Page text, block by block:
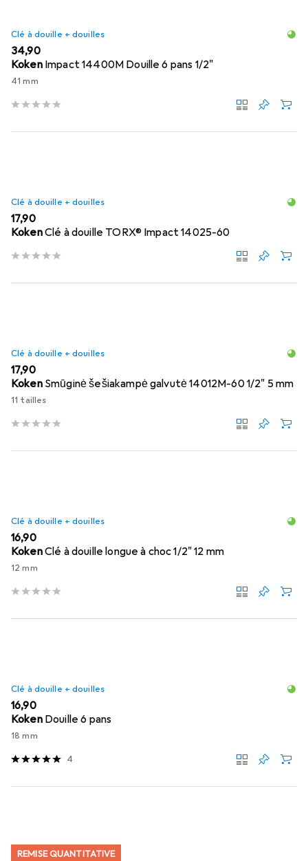
Clé à douille + douilles
EUR
34,90
Koken Impact 14400M Douille 6 pans 1/2"
41 mm
Clé à douille + douilles
EUR
17,90
KokenClé à douille TORX® Impact 14025-60
Clé à douille + douilles
EUR
17,90
Koken Smūginė šešiakampė galvutė 14012M-60 1/2" 5 mm
11 tailles
Clé à douille + douilles
EUR
16,90
KokenClé à douille longue à choc 1/2" 12 mm
12 mm
Clé à douille + douilles
EUR
16,90
Koken Douille 6 pans
18 mm
4
REMISE QUANTITATIVE